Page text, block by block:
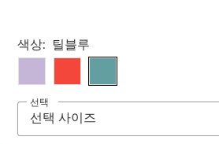
Select product
색상: 틸블루
선택